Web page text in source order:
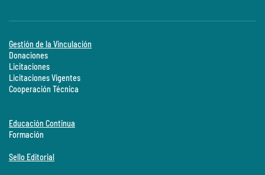
Gestión de la Vinculación
Donaciones
Licitaciones
Licitaciones Vigentes
Cooperación Técnica
Educación Continua
Formación
Sello Editorial